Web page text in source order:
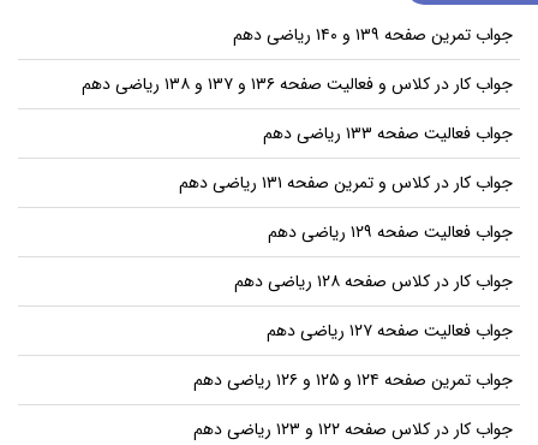
جواب تمرین صفحه ۱۳۹ و ۱۴۰ ریاضی دهم
جواب کار در کلاس و فعالیت صفحه ۱۳۶ و ۱۳۷ و ۱۳۸ ریاضی دهم
جواب فعالیت صفحه ۱۳۳ ریاضی دهم
جواب کار در کلاس و تمرین صفحه ۱۳۱ ریاضی دهم
جواب فعالیت صفحه ۱۲۹ ریاضی دهم
جواب کار در کلاس صفحه ۱۲۸ ریاضی دهم
جواب فعالیت صفحه ۱۲۷ ریاضی دهم
جواب تمرین صفحه ۱۲۴ و ۱۲۵ و ۱۲۶ ریاضی دهم
جواب کار در کلاس صفحه ۱۲۲ و ۱۲۳ ریاضی دهم